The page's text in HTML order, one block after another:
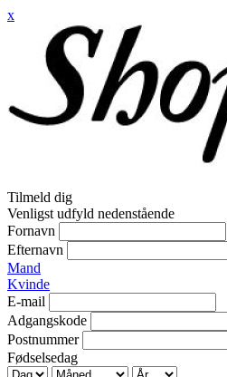
x
Tilmeld dig
Venligst udfyld nedenstående
Fornavn
Efternavn
Mand
Kvinde
E-mail
Adgangskode
Postnummer
Fødselsedag